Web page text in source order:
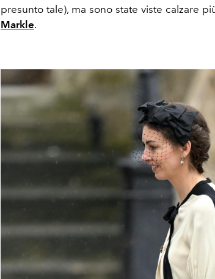
presunto tale), ma sono state viste calzare
Markle.